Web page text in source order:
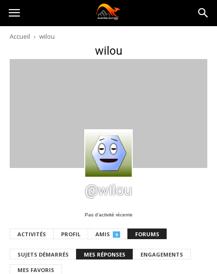
Australia-
australie.com
Accueil wilou
wilou
@wilou
Pas d’activité récente
ACTIVITÉS PROFIL AMIS 0 FORUMS
SUJETS DÉMARRÉS MES RÉPONSES ENGAGEMENTS
MES FAVORIS